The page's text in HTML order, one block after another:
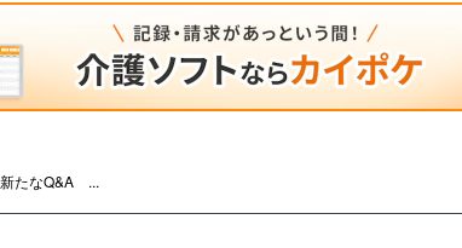
たなQ&A ...